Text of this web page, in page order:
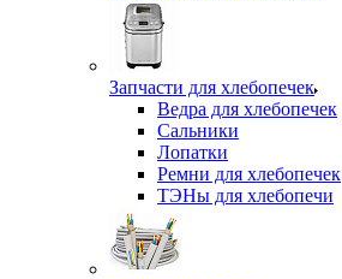
Запчасти для хлебопечек
Ведра для хлебопечек
Сальники
Лопатки
Ремни для хлебопечек
ТЭНы для хлебопечи